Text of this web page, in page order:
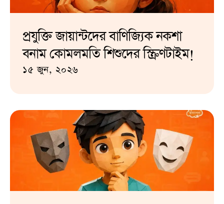
প্রযুক্তি জায়ান্টদের বাণিজ্যিক নকশা
বনাম কোমলমতি শিশুদের স্ক্রিণটাইম!
১৫ জুন, ২০২৬